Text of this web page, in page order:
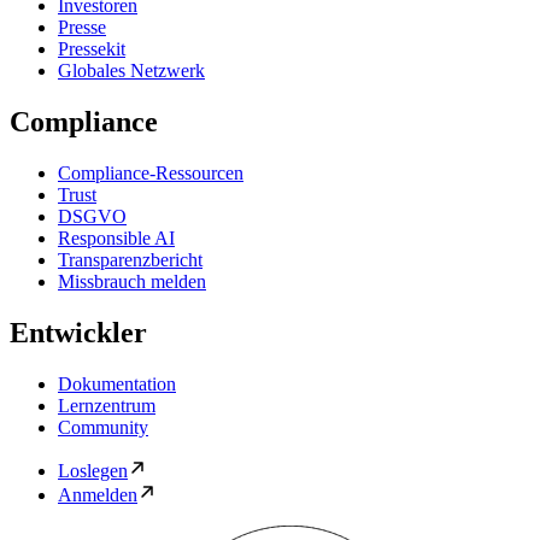
Investoren
Presse
Pressekit
Globales Netzwerk
Compliance
Compliance-Ressourcen
Trust
DSGVO
Responsible AI
Transparenzbericht
Missbrauch melden
Entwickler
Dokumentation
Lernzentrum
Community
Loslegen
Anmelden